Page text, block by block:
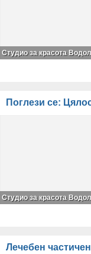
Студио за красота
Поглези се:
Студио за красота
Лечебен